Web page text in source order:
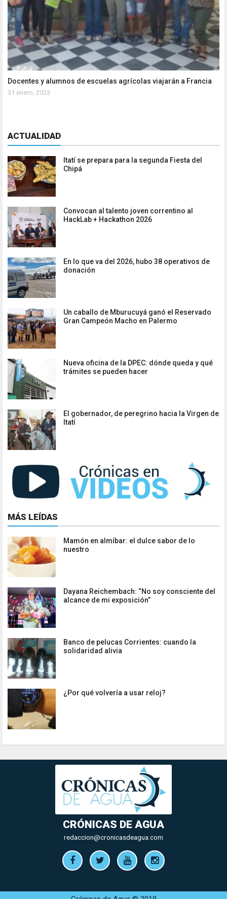
Docentes y alumnos de escuelas agrícolas viajarán a Francia
31 enero, 2023
ACTUALIDAD
Itatí se prepara para la segunda Fiesta del
Chipá
Convocan al talento joven correntino al
HackLab + Hackathon 2026
En lo que va del 2026, hubo 38 operativos de
donación
Un caballo de Mburucuyá ganó el Reservado
Gran Campeón Macho en Palermo
Nueva oficina de la DPEC: dónde queda y qué
trámites se pueden hacer
El gobernador, de peregrino hacia la Virgen de
Itatí
MÁS LEÍDAS
Mamón en almíbar: el dulce sabor de lo
nuestro
Dayana Reichembach: “No soy consciente del
alcance de mi exposición”
Banco de pelucas Corrientes: cuando la
solidaridad alivia
¿Por qué volvería a usar reloj?
CRÓNICAS DE AGUA
redaccion@cronicasdeagua.com